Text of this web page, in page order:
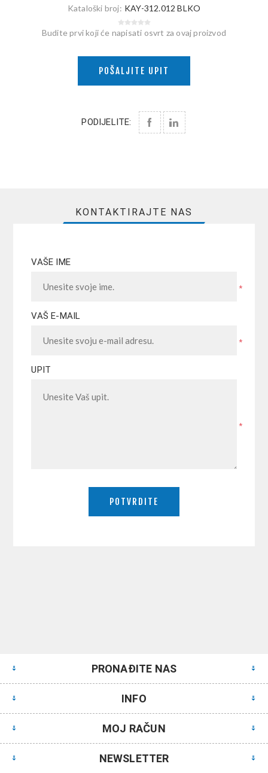
Kataloški broj: KAY-312.012 BLKO
Budite prvi koji će napisati osvrt za ovaj proizvod
POŠALJITE UPIT
PODIJELITE:
KONTAKTIRAJTE NAS
VAŠE IME
*
VAŠ E-MAIL
*
UPIT
*
PRONAĐITE NAS
INFO
MOJ RAČUN
NEWSLETTER